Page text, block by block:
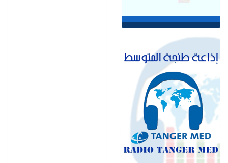
إلى الشارع
الجمعة 07 غشت | 14:52
تفوق الـ40 درجة.. المغرب
يواجه موجة حر
الجمعة 07 غشت | 13:07
طنجة.. فيديو متداول يقود إلى
توقيف شخصين للاشتباه في
الفرار من محطة وقود دون أداء
الجمعة 07 غشت | 11:02
رسميـــا.. إلغاء المباراة الودية
بين اتحاد طنجة وبرشلونة
الخميس 06 غشت | 23:12
مصدر دبلوماسي: إعادة
القاصرين غير المرفوقين